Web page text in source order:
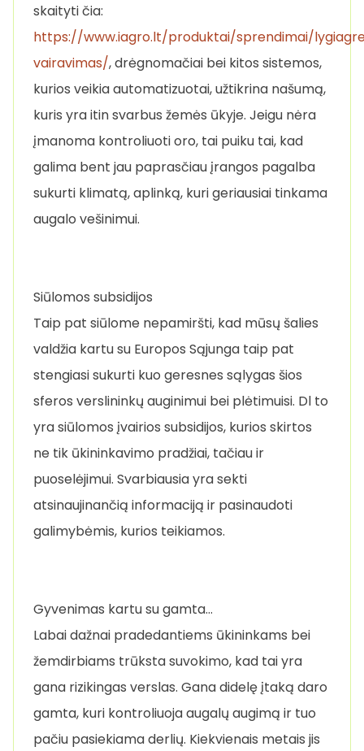
skaityti čia:
https://www.iagro.lt/produktai/sprendimai/
vairavimas/, drėgnomačiai bei kitos sistemos,
kurios veikia automatizuotai, užtikrina našumą,
kuris yra itin svarbus žemės ūkyje. Jeigu nėra
įmanoma kontroliuoti oro, tai puiku tai, kad
galima bent jau paprasčiau įrangos pagalba
sukurti klimatą, aplinką, kuri geriausiai tinkama
augalo vešinimui.
Siūlomos subsidijos
Taip pat siūlome nepamiršti, kad mūsų šalies
valdžia kartu su Europos Sąjunga taip pat
stengiasi sukurti kuo geresnes sąlygas šios
sferos verslininkų auginimui bei plėtimuisi. Dl to
yra siūlomos įvairios subsidijos, kurios skirtos
ne tik ūkininkavimo pradžiai, tačiau ir
puoselėjimui. Svarbiausia yra sekti
atsinaujinančią informaciją ir pasinaudoti
galimybėmis, kurios teikiamos.
Gyvenimas kartu su gamta…
Labai dažnai pradedantiems ūkininkams bei
žemdirbiams trūksta suvokimo, kad tai yra
gana rizikingas verslas. Gana didelę įtaką daro
gamta, kuri kontroliuoja augalų augimą ir tuo
pačiu pasiekiama derlių. Kiekvienais metais jis